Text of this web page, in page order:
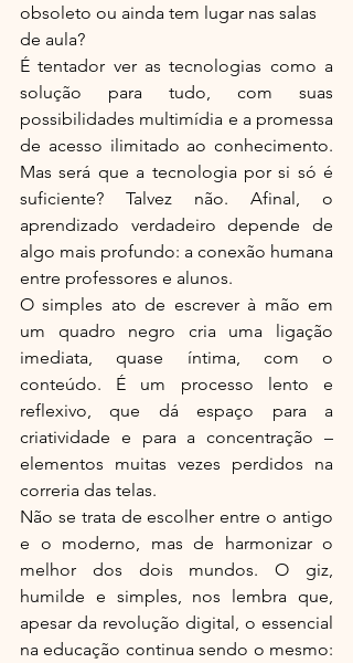
obsoleto ou ainda tem lugar nas salas
de aula?
É tentador ver as tecnologias como a
solução para tudo, com suas
possibilidades multimídia e a promessa
de acesso ilimitado ao conhecimento.
Mas será que a tecnologia por si só é
suficiente? Talvez não. Afinal, o
aprendizado verdadeiro depende de
algo mais profundo: a conexão humana
entre professores e alunos.
O simples ato de escrever à mão em
um quadro negro cria uma ligação
imediata, quase íntima, com o
conteúdo. É um processo lento e
reflexivo, que dá espaço para a
criatividade e para a concentração –
elementos muitas vezes perdidos na
correria das telas.
Não se trata de escolher entre o antigo
e o moderno, mas de harmonizar o
melhor dos dois mundos. O giz,
humilde e simples, nos lembra que,
apesar da revolução digital, o essencial
na educação continua sendo o mesmo: